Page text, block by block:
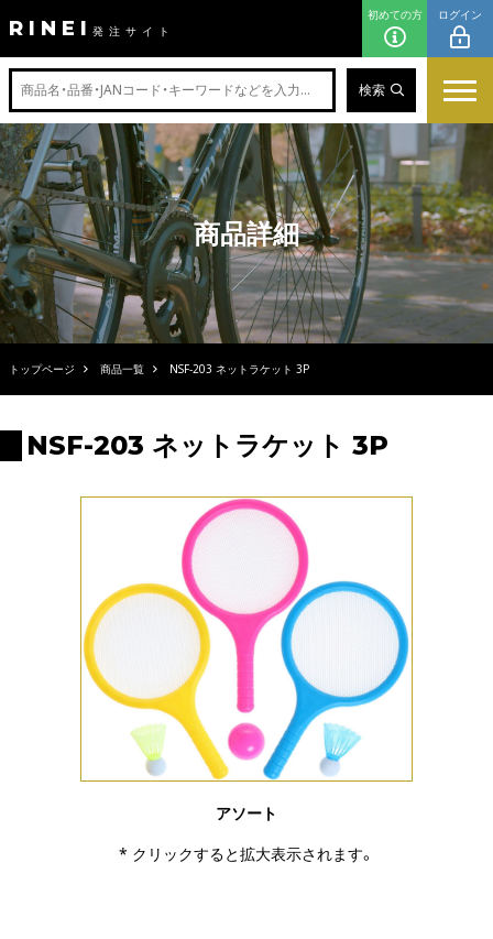
RINEI 発注サイト
初めての方 ログイン
検索
商品詳細
トップページ 商品一覧 NSF-203 ネットラケット 3P
NSF-203 ネットラケット 3P
アソート
* クリックすると拡大表示されます。